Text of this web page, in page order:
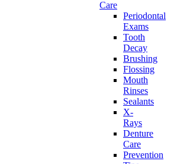
Care
Periodontal
Exams
Tooth
Decay
Brushing
Flossing
Mouth
Rinses
Sealants
X-
Rays
Denture
Care
Prevention